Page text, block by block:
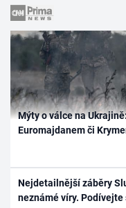
Mýty o válce na
Euromajdanem či
Nejdetailnější záběry
neznámé víry. Podívejte